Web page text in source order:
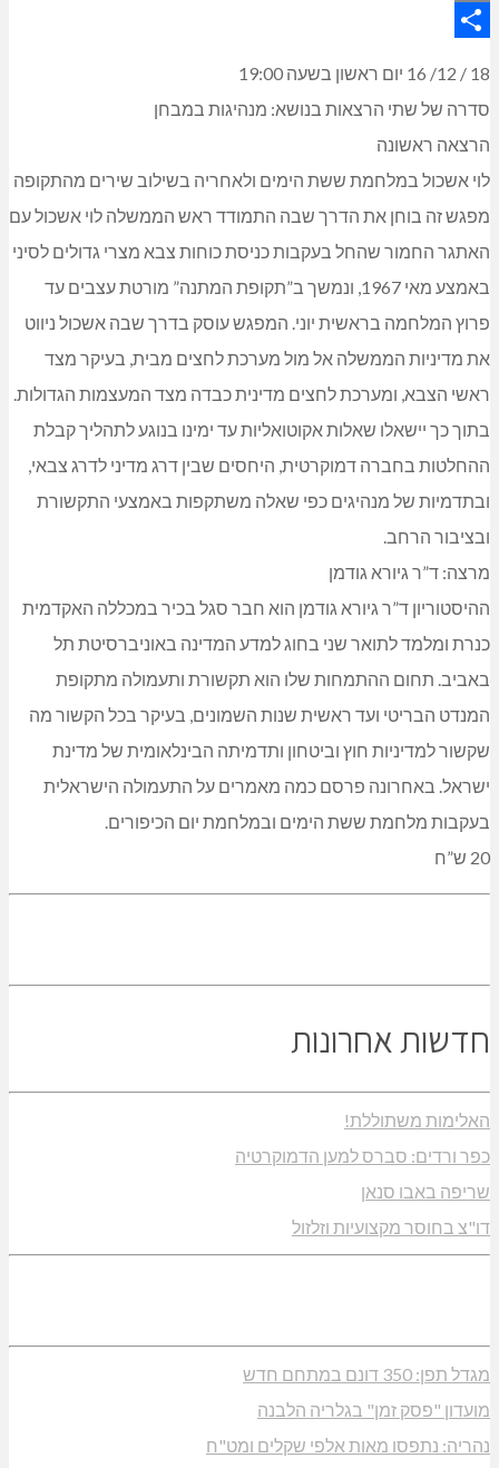
Copy
18 / 12/ 16 יום ראשון בשעה 19:00
סדרה של שתי הרצאות בנושא: מנהיגות במבחן
הרצאה ראשונה
לוי אשכול במלחמת ששת הימים ולאחריה בשילוב שירים מהתקופה
מפגש זה בוחן את הדרך שבה התמודד ראש הממשלה לוי אשכול עם
האתגר החמור שהחל בעקבות כניסת כוחות צבא מצרי גדולים לסיני
באמצע מאי 1967, ונמשך ב”תקופת המתנה” מורטת עצבים עד
פרוץ המלחמה בראשית יוני. המפגש עוסק בדרך שבה אשכול ניווט
את מדיניות הממשלה אל מול מערכת לחצים מבית, בעיקר מצד
ראשי הצבא, ומערכת לחצים מדינית כבדה מצד המעצמות הגדולות.
בתוך כך יישאלו שאלות אקוטואליות עד ימינו בנוגע לתהליך קבלת
ההחלטות בחברה דמוקרטית, היחסים שבין דרג מדיני לדרג צבאי,
ובתדמיות של מנהיגים כפי שאלה משתקפות באמצעי התקשורת
ובציבור הרחב.
מרצה: ד”ר גיורא גודמן
ההיסטוריון ד”ר גיורא גודמן הוא חבר סגל בכיר במכללה האקדמית
כנרת ומלמד לתואר שני בחוג למדע המדינה באוניברסיטת תל
באביב. תחום ההתמחות שלו הוא תקשורת ותעמולה מתקופת
המנדט הבריטי ועד ראשית שנות השמונים, בעיקר בכל הקשור מה
שקשור למדיניות חוץ וביטחון ותדמיתה הבינלאומית של מדינת
ישראל. באחרונה פרסם כמה מאמרים על התעמולה הישראלית
בעקבות מלחמת ששת הימים ובמלחמת יום הכיפורים.
20 ש”ח
חדשות אחרונות
האלימות משתוללת!
כפר ורדים: סברס למען הדמוקרטיה
שריפה באבו סנאן
דו"צ בחוסר מקצועיות וזלזול
מגדל תפן: 350 דונם במתחם חדש
מועדון "פסק זמן" בגלריה הלבנה
נהריה: נתפסו מאות אלפי שקלים ומט"ח